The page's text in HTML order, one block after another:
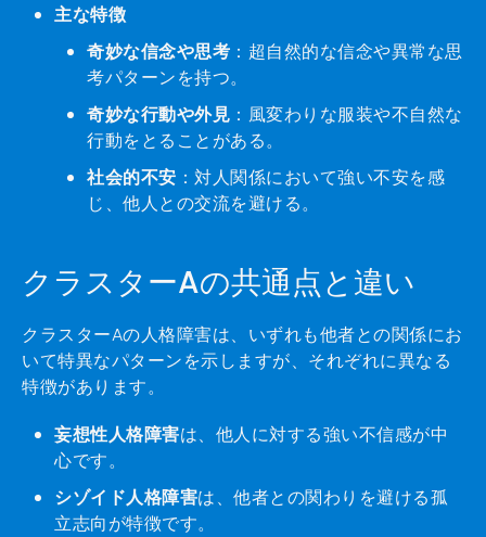
主な特徴
奇妙な信念や思考 ：超自然的な信念や異常な思
考パターンを持つ。
奇妙な行動や外見 ：風変わりな服装や不自然な
行動をとることがある。
社会的不安 ：対人関係において強い不安を感
じ、他人との交流を避ける。
クラスターAの共通点と違い
クラスターAの人格障害は、いずれも他者との関係にお
いて特異なパターンを示しますが、それぞれに異なる
特徴があります。
妄想性人格障害は、他人に対する強い不信感が中
心です。
シゾイド人格障害は、他者との関わりを避ける孤
立志向が特徴です。